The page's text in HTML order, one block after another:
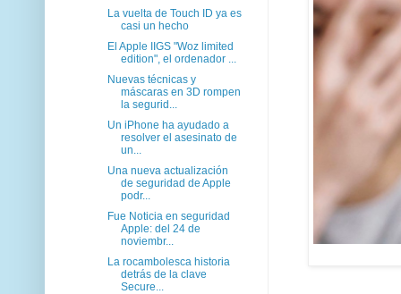
La vuelta de Touch ID ya es
casi un hecho
El Apple IIGS "Woz limited
edition", el ordenador ...
Nuevas técnicas y
máscaras en 3D rompen
la segurid...
Un iPhone ha ayudado a
resolver el asesinato de
un...
Una nueva actualización
de seguridad de Apple
podr...
Fue Noticia en seguridad
Apple: del 24 de
noviembr...
La rocambolesca historia
detrás de la clave
Secure...